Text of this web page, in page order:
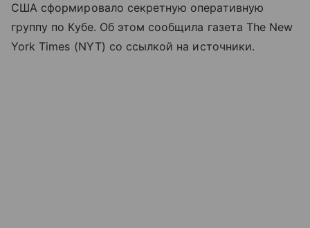
США сформировало секретную оперативную
группу по Кубе. Об этом сообщила газета The New
York Times (NYT) со ссылкой на источники.